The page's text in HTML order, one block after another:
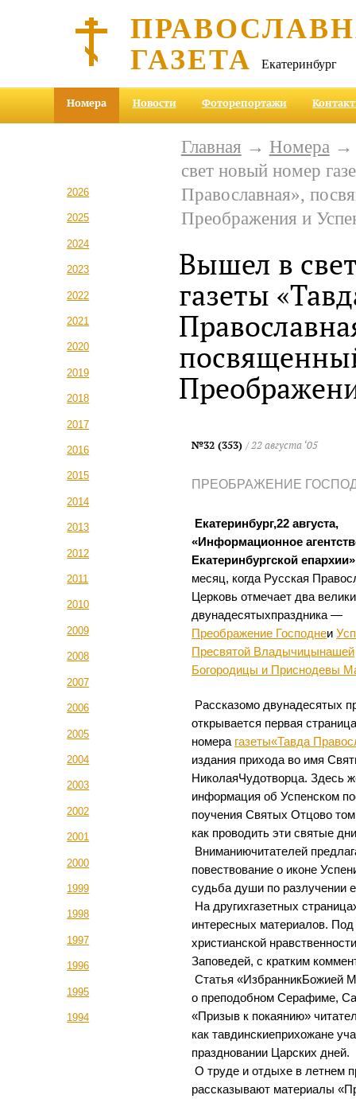
ГАЗЕТА Екатеринбург
Номера Новости Фоторепортажи
2026
2025
2024
2023
2022
2021
2020
2019
2018
2017
2016
2015
2014
2013
2012
2011
2010
2009
2008
2007
2006
2005
2004
2003
2002
2001
2000
1999
1998
1997
1996
1995
1994
Главная → Номера
свет новый номер
Православная»,
Преображения и
Вышел в
газеты
№32 (353) / 22 августа ‘05
ПРЕОБРАЖЕНИЕ
Екатеринбург,22 августа,
«Информационное
Екатеринбургской
месяц, когда Русская
Церковь отмечает два
двунадесятыхпраздника —
Преображение Господнеи
Пресвятой Владычицынашей
Богородицы и Приснодевы
Рассказомо двунадесятых
открывается первая
номера газеты«Тавда
издания прихода во имя
НиколаяЧудотворца. Здесь
информация об Успенском
поучения Святых Отцово
как проводить эти святые
Вниманиючитателей
повествование о иконе
судьба души по разлучении
На другихгазетных
интересных материалов.
христианской
Заповедей, с кратким
Статья «ИзбранникБожией
о преподобном Серафиме,
«Призыв к покаянию»
как тавдинскиеприхожане
праздновании Царских дней.
О труде и отдыхе в летнем
рассказывают материалы